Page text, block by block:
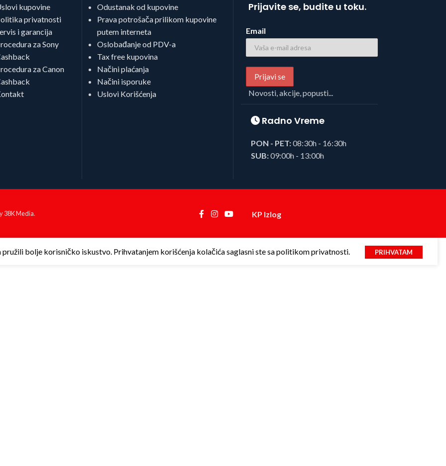
kupovine
privatnosti
i garancija
za Sony
za Canon
Odustanak od kupovine
Prava potrošača prilikom kupovine
putem interneta
Oslobađanje od PDV-a
Tax free kupovina
Načini plaćanja
Načini isporuke
Uslovi Korišćenja
Prijavite se, budite u toku.
Email
Novosti, akcije, popusti...
Radno Vreme
PON - PET:08:30h - 16:30h
SUB:09:00h - 13:00h
38K Media. KP Izlog
bolje korisničko iskustvo. Prihvatanjem korišćenja kolačića saglasni ste sa politikom privatnosti. PRIHVATAM